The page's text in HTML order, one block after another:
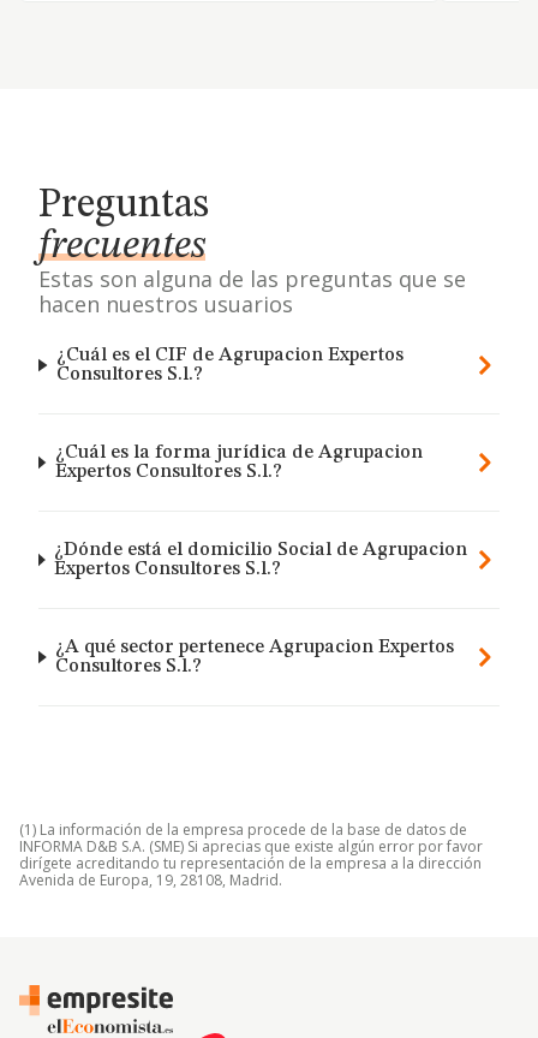
Preguntas
frecuentes
Estas son alguna de las preguntas que se
hacen nuestros usuarios
¿Cuál es el CIF de Agrupacion Expertos
Consultores S.l.?
¿Cuál es la forma jurídica de Agrupacion
Expertos Consultores S.l.?
¿Dónde está el domicilio Social de Agrupacion
Expertos Consultores S.l.?
¿A qué sector pertenece Agrupacion Expertos
Consultores S.l.?
(1) La información de la empresa procede de la base de datos de
INFORMA D&B S.A. (SME) Si aprecias que existe algún error por favor
dirígete acreditando tu representación de la empresa a la dirección
Avenida de Europa, 19, 28108, Madrid.